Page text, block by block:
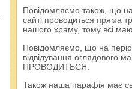
Повідомляємо також, що
сайті проводиться пряма
нашого храму, тому всі
Повідомляємо, що на
відвідування оглядового
ПРОВОДИТЬСЯ.
Також наша парафія має